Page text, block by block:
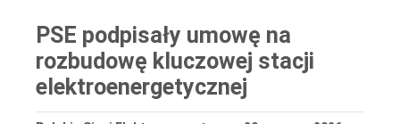
PSE podpisały umowę na
rozbudowę kluczowej stacji
elektroenergetycznej